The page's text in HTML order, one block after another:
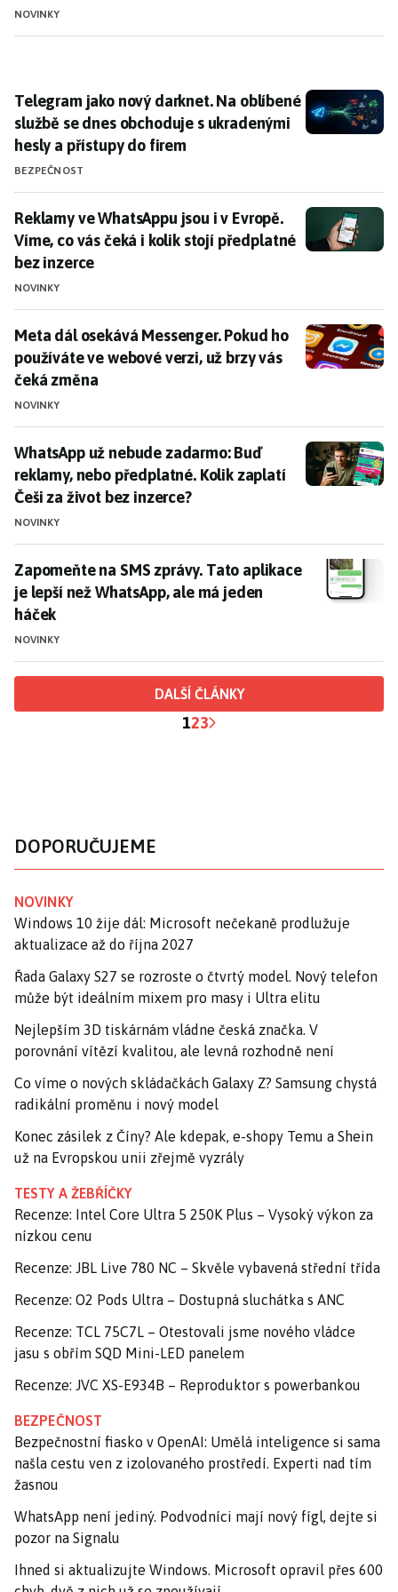
NOVINKY
Telegram jako nový darknet. Na oblíbené službě se
Telegram jako nový darknet. Na oblíbené
službě se dnes obchoduje s ukradenými
hesly a přístupy do firem
BEZPEČNOST
Reklamy ve WhatsAppu jsou i v Evropě. Víme, co
Reklamy ve WhatsAppu jsou i v Evropě.
Víme, co vás čeká i kolik stojí předplatné
bez inzerce
NOVINKY
Meta dál osekává Messenger. Pokud ho používáte
Meta dál osekává Messenger. Pokud ho
používáte ve webové verzi, už brzy vás
čeká změna
NOVINKY
WhatsApp už nebude zadarmo: Buď reklamy, nebo
WhatsApp už nebude zadarmo: Buď
reklamy, nebo předplatné. Kolik zaplatí
Češi za život bez inzerce?
NOVINKY
Zapomeňte na SMS zprávy. Tato aplikace je lepší
Zapomeňte na SMS zprávy. Tato aplikace
je lepší než WhatsApp, ale má jeden
háček
NOVINKY
DALŠÍ ČLÁNKY
123
DOPORUČUJEME
NOVINKY
Windows 10 žije dál: Microsoft nečekaně prodlužuje
aktualizace až do října 2027
Řada Galaxy S27 se rozroste o čtvrtý model. Nový telefon
může být ideálním mixem pro masy i Ultra elitu
Nejlepším 3D tiskárnám vládne česká značka. V
porovnání vítězí kvalitou, ale levná rozhodně není
Co víme o nových skládačkách Galaxy Z? Samsung chystá
radikální proměnu i nový model
Konec zásilek z Číny? Ale kdepak, e-shopy Temu a Shein
už na Evropskou unii zřejmě vyzrály
TESTY A ŽEBŘÍČKY
Recenze: Intel Core Ultra 5 250K Plus – Vysoký výkon za
nízkou cenu
Recenze: JBL Live 780 NC – Skvěle vybavená střední třída
Recenze: O2 Pods Ultra – Dostupná sluchátka s ANC
Recenze: TCL 75C7L – Otestovali jsme nového vládce
jasu s obřím SQD Mini-LED panelem
Recenze: JVC XS-E934B – Reproduktor s powerbankou
BEZPEČNOST
Bezpečnostní fiasko v OpenAI: Umělá inteligence si sama
našla cestu ven z izolovaného prostředí. Experti nad tím
žasnou
WhatsApp není jediný. Podvodníci mají nový fígl, dejte si
pozor na Signalu
Ihned si aktualizujte Windows. Microsoft opravil přes 600